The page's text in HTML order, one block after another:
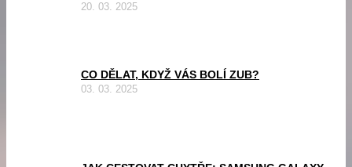
20. 03. 2025
CO DĚLAT, KDYŽ VÁS BOLÍ ZUB?
03. 03. 2025